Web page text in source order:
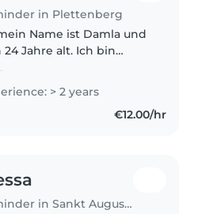
in Plettenberg
Name ist Damla und
24 Jahre alt. Ich bin
gekommen.
> 2 years
€12.00/hr
Childminder in Sankt Augustin